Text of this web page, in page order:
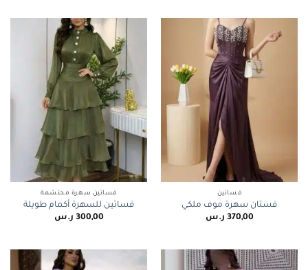
فساتين
فستان سهرة موف ملكي
370,00 ر.س
فساتين سهرة محتشمة
فساتين للسهرة أكمام طويلة
300,00 ر.س